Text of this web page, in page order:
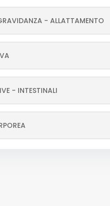
- ALLATTAMENTO
- INTESTINALI